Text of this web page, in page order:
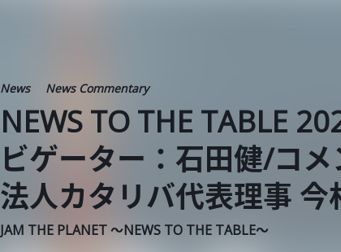
News News Commentary
NEWS TO THE TABLE
ビゲーター：石田健/コ
法人カタリバ代表理事 今
JAM THE PLANET ～NEWS TO THE TABLE～